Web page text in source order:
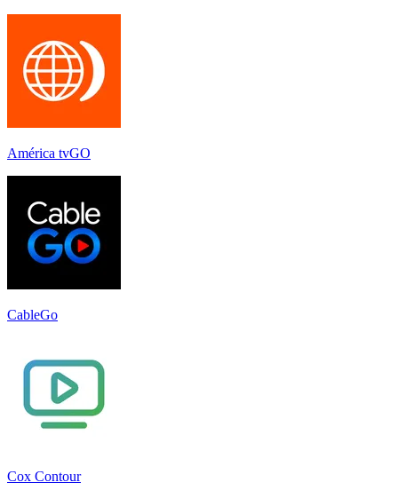
América tvGO
CableGo
Cox Contour